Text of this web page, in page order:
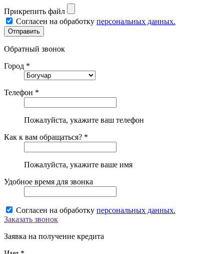
Прикрепить файл
Согласен на обработку персональных данных.
Обратный звонок
Город *
Телефон *
Пожалуйста, укажите ваш телефон
Как к вам обращаться? *
Пожалуйста, укажите ваше имя
Удобное время для звонка
Согласен на обработку персональных данных.
Заказать звонок
Заявка на получение кредита